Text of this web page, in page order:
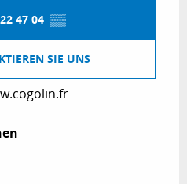
47 04 ▒▒
SIE UNS